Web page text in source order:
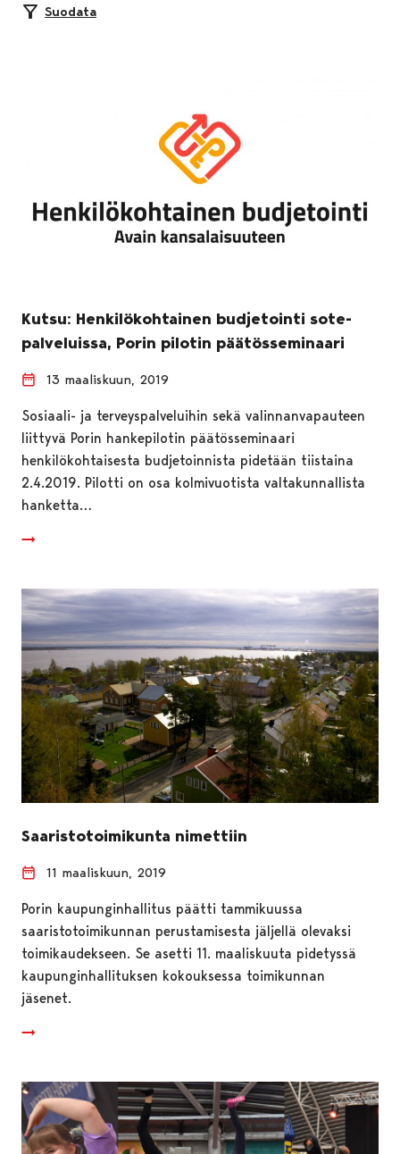
Suodata
Kutsu: Henkilökohtainen budjetointi sote-
palveluissa, Porin pilotin päätösseminaari
13 maaliskuun, 2019
Sosiaali- ja terveyspalveluihin sekä valinnanvapauteen
liittyvä Porin hankepilotin päätösseminaari
henkilökohtaisesta budjetoinnista pidetään tiistaina
2.4.2019. Pilotti on osa kolmivuotista valtakunnallista
hanketta…
Saaristotoimikunta nimettiin
11 maaliskuun, 2019
Porin kaupunginhallitus päätti tammikuussa
saaristotoimikunnan perustamisesta jäljellä olevaksi
toimikaudekseen. Se asetti 11. maaliskuuta pidetyssä
kaupunginhallituksen kokouksessa toimikunnan
jäsenet.